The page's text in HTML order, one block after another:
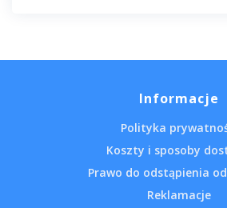
Informacje
Polityka
Koszty i sposoby
Prawo do odstąpienia
Reklamacje